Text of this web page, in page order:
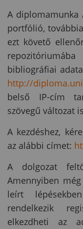
A diplomamunka
portfólió,
ezt követő
bibliográfiai
http://
belső IP-cím
szövegű változat
A kezdéshez,
az alábbi címet:
A dolgozat
Amennyiben
leírt
rendelkezik
elkezdheti az